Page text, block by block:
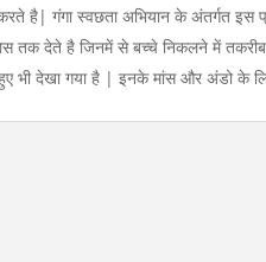
है| गंगा स्वछता अभियान के अंतर्गत इस
देते है जिनमें से बच्चे निकलने में
भी देखा गया है | इनके मांस और अंडो के